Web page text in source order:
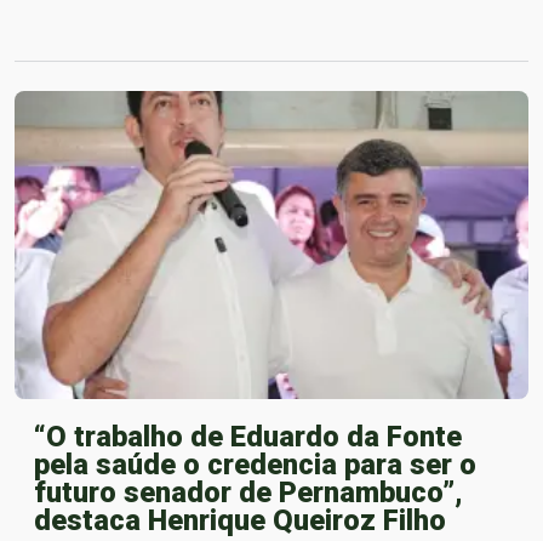
“O trabalho de Eduardo da Fonte
pela saúde o credencia para ser o
futuro senador de Pernambuco”,
destaca Henrique Queiroz Filho